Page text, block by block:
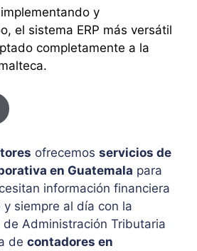
y
el sistema ERP más versátil
completamente a la
ofrecemos servicios de
en Guatemala para
información financiera
siempre al día con la
Administración Tributaria
de contadores en